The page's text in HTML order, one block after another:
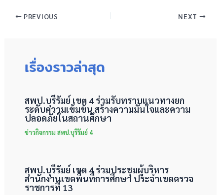
PREVIOUS NEXT
เรื่องราวล่าสุด
สพป.บุรีรัมย์ เขต 4 ร่วมรับทราบแนวทางยก
ระดับความเข้มข้น สร้างความมั่นใจและความ
ปลอดภัยในสถานศึกษา
ข่าวกิจกรรม สพป.บุรีรัมย์ 4
สพป.บุรีรัมย์ เขต 4 ร่วมประชุมผู้บริหาร
สำนักงานเขตพื้นที่การศึกษา ประจำเขตตรวจ
ราชการที่ 13